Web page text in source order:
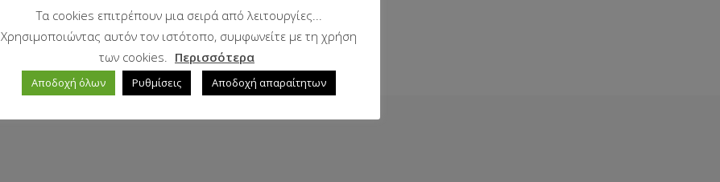
Τα cookies επιτρέπουν μια σειρά από λειτουργίες...
Χρησιμοποιώντας αυτόν τον ιστότοπο, συμφωνείτε με τη χρήση
των cookies.
Περισσότερα
Αποδοχή όλων Ρυθμίσεις Αποδοχή απαραίτητων